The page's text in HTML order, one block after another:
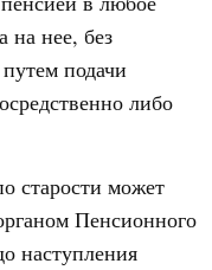
на нее, без
подачи
либо
старости может
Пенсионного
наступления